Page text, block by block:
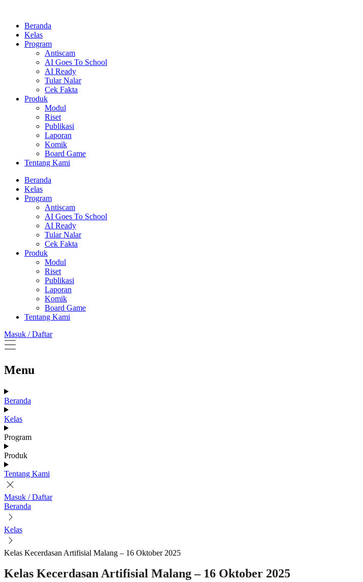
kontenBeranda
Kelas
Program
Antiscam
AI Goes To School
AI Ready
Tular Nalar
Cek Fakta
Produk
Modul
Riset
Publikasi
Laporan
Komik
Board Game
Tentang Kami
Beranda
Kelas
Program
Antiscam
AI Goes To School
AI Ready
Tular Nalar
Cek Fakta
Produk
Modul
Riset
Publikasi
Laporan
Komik
Board Game
Tentang Kami
Masuk / Daftar
Menu
Beranda
Kelas
Program
Produk
Tentang Kami
Masuk / Daftar
Beranda
Kelas
Kelas Kecerdasan Artifisial Malang – 16 Oktober 2025
Kelas Kecerdasan Artifisial Malang – 16 Oktober 2025